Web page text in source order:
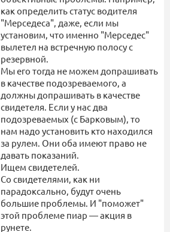
как определить статус водителя
"Мерседеса", даже, если мы
установим, что именно "Мерседес"
вылетел на встречную полосу с
резервной.
Мы его тогда не можем допрашивать
в качестве подозреваемого, а
должны допрашивать в качестве
свидетеля. Если у нас два
подозреваемых (с Барковым), то
нам надо установить кто находился
за рулем. Они оба имеют право не
давать показаний.
Ищем свидетелей.
Со свидетелями, как ни
парадоксально, будут очень
большие проблемы. И "поможет"
этой проблеме пиар — акция в
рунете.